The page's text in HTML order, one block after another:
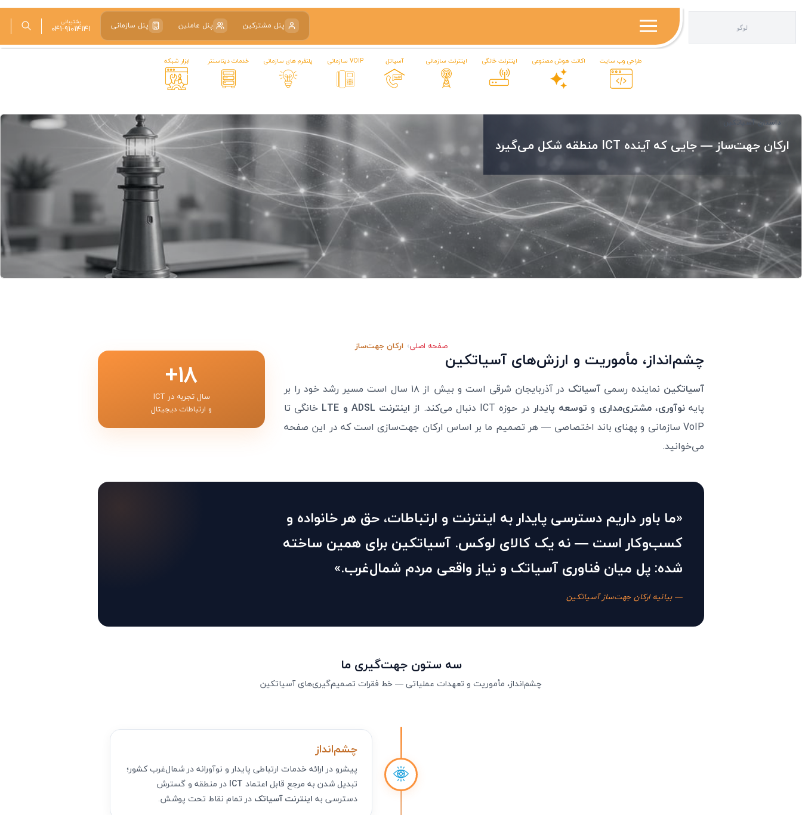
پنل مشترکین پنل عاملین پنل سازمانی پشتیبانی
۰۴۱-۹۱۰۱۴۱۴۱
طراحی وب سایت اکانت هوش مصنوعی اینترنت خانگی اینترنت سازمانی آسیاتل VOIP سازمانی پلتفرم های سازمانی خدمات دیتاسنتر ابزار شبکه
داستان آسیاتکین
ارکان جهت‌ساز — جایی که آینده ICT منطقه شکل می‌گیرد
صفحه اصلی ارکان جهت‌ساز
چشم‌انداز، مأموریت و ارزش‌های آسیاتکین
آسیاتکین نماینده رسمیآسیاتک
در آذربایجان شرقی است و بیش از ۱۸ سال است مسیر رشد خود را بر
پایهنوآوری،مشتری‌مداری و توسعه پایداردر حوزه ICT دنبال می‌کند. از اینترنت ADSL و LTE
خانگی تا
VoIP سازمانی و پهنای باند اختصاصی — هر تصمیم ما بر اساس ارکان جهت‌سازی است که در این صفحه
می‌خوانید.
۱۸+
سال تجربه در ICT
و ارتباطات دیجیتال
«ما باور داریم دسترسی پایدار به اینترنت و ارتباطات، حق هر خانواده و
کسب‌وکار است — نه یک کالای لوکس. آسیاتکین برای همین ساخته
شده: پل میان فناوری آسیاتک و نیاز واقعی مردم شمال‌غرب.»
— بیانیه ارکان جهت‌ساز آسیاتکین
سه ستون جهت‌گیری ما
چشم‌انداز، مأموریت و تعهدات عملیاتی — خط فقرات تصمیم‌گیری‌های آسیاتکین
چشم‌انداز
پیشرو در ارائه خدمات ارتباطی پایدار و نوآورانه در شمال‌غرب کشور؛
تبدیل شدن به مرجع قابل اعتماد ICT در منطقه و گسترش
دسترسی به اینترنت آسیاتک در تمام نقاط تحت پوشش.